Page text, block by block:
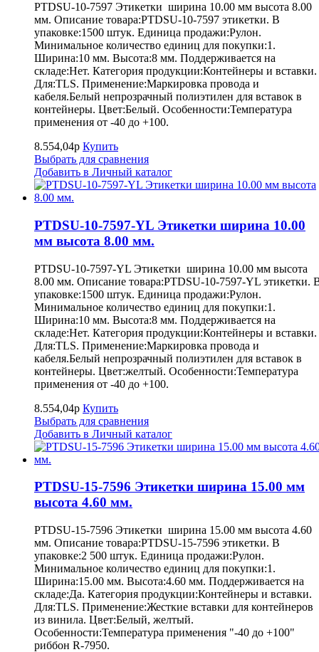
PTDSU-10-7597 Этикетки ширина 10.00 мм высота 8.00
мм. Описание товара:PTDSU-10-7597 этикетки. В
упаковке:1500 штук. Единица продажи:Рулон.
Минимальное количество единиц для покупки:1.
Ширина:10 мм. Высота:8 мм. Поддерживается на
складе:Нет. Категория продукции:Контейнеры и вставки.
Для:TLS. Применение:Маркировка провода и
кабеля.Белый непрозрачный полиэтилен для вставок в
контейнеры. Цвет:Белый. Особенности:Температура
применения от -40 до +100.
8.554,04р Купить
Выбрать для сравнения
Добавить в Личный каталог
PTDSU-10-7597-YL Этикетки ширина 10.00
мм высота 8.00 мм.
PTDSU-10-7597-YL Этикетки ширина 10.00 мм высота
8.00 мм. Описание товара:PTDSU-10-7597-YL этикетки.
упаковке:1500 штук. Единица продажи:Рулон.
Минимальное количество единиц для покупки:1.
Ширина:10 мм. Высота:8 мм. Поддерживается на
складе:Нет. Категория продукции:Контейнеры и вставки.
Для:TLS. Применение:Маркировка провода и
кабеля.Белый непрозрачный полиэтилен для вставок в
контейнеры. Цвет:желтый. Особенности:Температура
применения от -40 до +100.
8.554,04р Купить
Выбрать для сравнения
Добавить в Личный каталог
PTDSU-15-7596 Этикетки ширина 15.00 мм
высота 4.60 мм.
PTDSU-15-7596 Этикетки ширина 15.00 мм высота 4.60
мм. Описание товара:PTDSU-15-7596 этикетки. В
упаковке:2 500 штук. Единица продажи:Рулон.
Минимальное количество единиц для покупки:1.
Ширина:15.00 мм. Высота:4.60 мм. Поддерживается на
складе:Да. Категория продукции:Контейнеры и вставки.
Для:TLS. Применение:Жесткие вставки для контейнеров
из винила. Цвет:Белый, желтый.
Особенности:Температура применения "-40 до +100"
риббон R-7950.